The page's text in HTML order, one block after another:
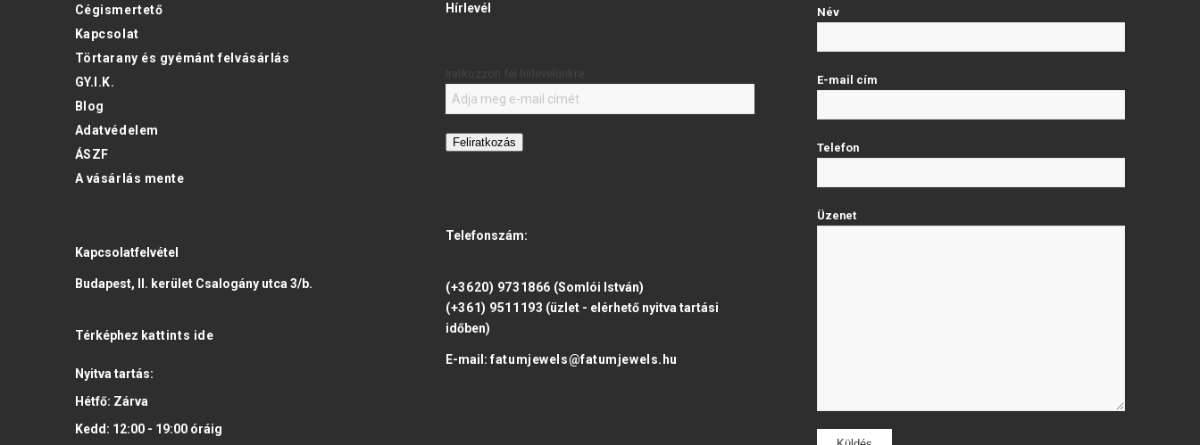
Cégismertető
Kapcsolat
Törtarany és gyémánt felvásárlás
GY.I.K.
Blog
Adatvédelem
ÁSZF
A vásárlás mente
Kapcsolatfelvétel
Budapest, II. kerület Csalogány utca 3/b.
Térképhez kattints ide
Nyitva tartás:
Hétfő: Zárva
Kedd: 12:00 - 19:00óráig
Hírlevél
Feliratkozás
Telefonszám:
(+3620) 9731866 (Somlói István)
(+361) 9511193 (üzlet - elérhető nyitva tartási
időben)
E-mail:fatumjewels@fatumjewels.hu
Név
E-mail cím
Telefon
Üzenet